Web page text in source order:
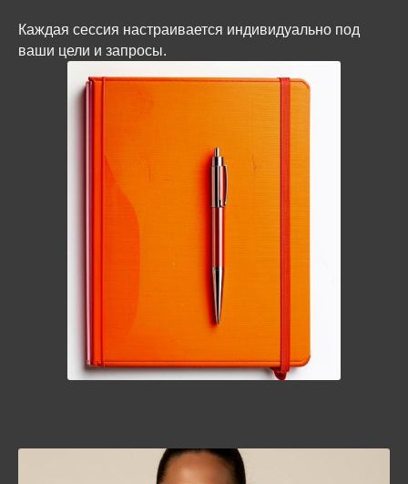
Каждая сессия настраивается индивидуально под
ваши цели и запросы.